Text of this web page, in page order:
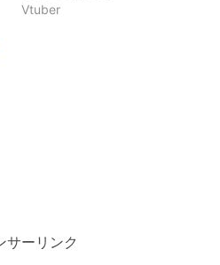
Vtuber
サーリンク